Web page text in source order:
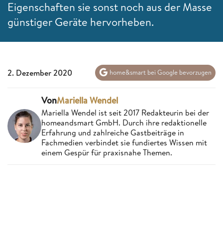
Eigenschaften sie sonst noch aus der Masse
günstiger Geräte hervorheben.
2. Dezember 2020 home&smart bei Google bevorzugen
VonMariella Wendel
Mariella Wendel ist seit 2017 Redakteurin bei der
homeandsmart GmbH. Durch ihre redaktionelle
Erfahrung und zahlreiche Gastbeiträge in
Fachmedien verbindet sie fundiertes Wissen mit
einem Gespür für praxisnahe Themen.